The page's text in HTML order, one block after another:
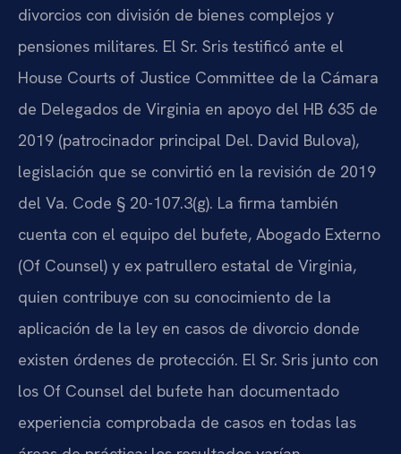
divorcios con división de bienes complejos y
pensiones militares. El Sr. Sris testificó ante el
House Courts of Justice Committee de la Cámara
de Delegados de Virginia en apoyo del HB 635 de
2019 (patrocinador principal Del. David Bulova),
legislación que se convirtió en la revisión de 2019
del Va. Code § 20-107.3(g). La firma también
cuenta con el equipo del bufete, Abogado Externo
(Of Counsel) y ex patrullero estatal de Virginia,
quien contribuye con su conocimiento de la
aplicación de la ley en casos de divorcio donde
existen órdenes de protección. El Sr. Sris junto con
los Of Counsel del bufete han documentado
experiencia comprobada de casos en todas las